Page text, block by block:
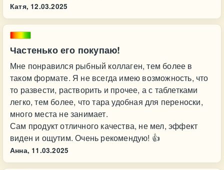
Катя, 12.03.2025
Частенько его покупаю!
Мне понравился рыбный коллаген, тем более в
таком формате. Я не всегда имею возможность, что
то развести, растворить и прочее, а с таблетками
легко, тем более, что тара удобная для переноски,
много места не занимает.
Сам продукт отличного качества, не мел, эффект
виден и ощутим. Очень рекомендую! 👍
Анна, 11.03.2025